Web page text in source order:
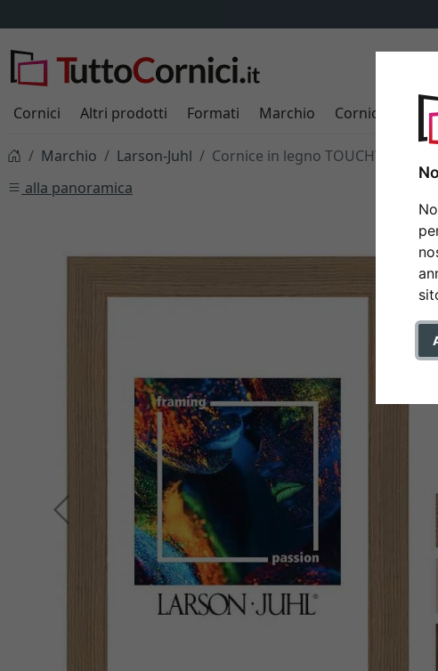
Cornici Altri prodotti Formati Marchio Cornici su
Marchio Larson-Juhl
Cornice in legno TOUCHWOOD
alla panoramica
Indietro